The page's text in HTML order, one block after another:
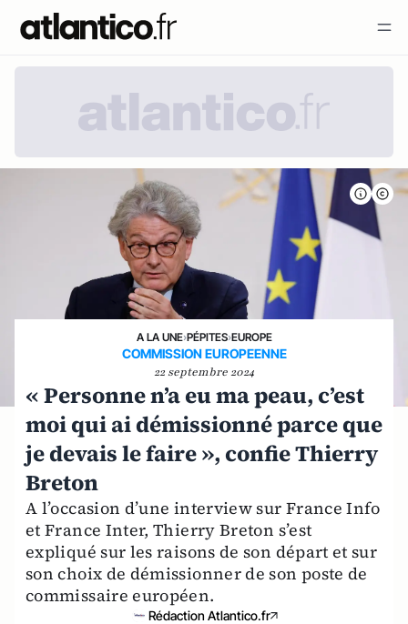
A LA UNE›PÉPITES›EUROPE
COMMISSION EUROPEENNE
22 septembre 2024
« Personne n’a eu ma peau, c’est
moi qui ai démissionné parce que
je devais le faire », confie Thierry
Breton
A l’occasion d’une interview sur France Info
et France Inter, Thierry Breton s’est
expliqué sur les raisons de son départ et sur
son choix de démissionner de son poste de
commissaire européen.
Rédaction Atlantico.fr